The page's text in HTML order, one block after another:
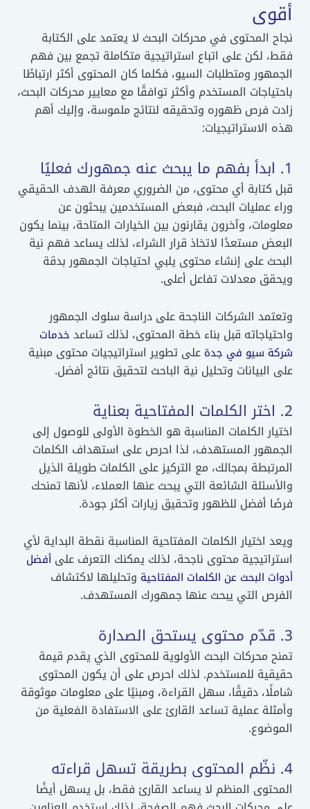
أقوى
نجاح المحتوى في محركات البحث لا يعتمد على الكتابة
فقط، لكن على اتباع استراتيجية متكاملة تجمع بين فهم
الجمهور ومتطلبات السيو، فكلما كان المحتوى أكثر ارتباطًا
باحتياجات المستخدم وأكثر توافقًا مع معايير محركات البحث،
زادت فرص ظهوره وتحقيقه لنتائج ملموسة، وإليك أهم
هذه الاستراتيجيات:
1. ابدأ بفهم ما يبحث عنه جمهورك فعليًا
قبل كتابة أي محتوى، من الضروري معرفة الهدف الحقيقي
وراء عمليات البحث، فبعض المستخدمين يبحثون عن
معلومات، وآخرون يقارنون بين الخيارات المتاحة، بينما يكون
البعض مستعدًا لاتخاذ قرار الشراء، لذلك يساعد فهم نية
البحث على إنشاء محتوى يلبي احتياجات الجمهور بدقة
ويحقق معدلات تفاعل أعلى.
وتعتمد الشركات الناجحة على دراسة سلوك الجمهور
واحتياجاته قبل بناء خطة المحتوى، لذلك تساعد خدمات
شركة سيو في جدة على تطوير استراتيجيات محتوى مبنية
على البيانات وتحليل نية الباحث لتحقيق نتائج أفضل.
2. اختر الكلمات المفتاحية بعناية
اختيار الكلمات المناسبة هو الخطوة الأولى للوصول إلى
الجمهور المستهدف، لذا احرص على استهداف الكلمات
المرتبطة بمجالك، مع التركيز على الكلمات طويلة الذيل
والأسئلة الشائعة التي يبحث عنها العملاء، لأنها تمنحك
فرصًا أفضل للظهور وتحقيق زيارات أكثر جودة.
ويعد اختيار الكلمات المفتاحية المناسبة نقطة البداية لأي
استراتيجية محتوى ناجحة، لذلك يمكنك التعرف على أفضل
أدوات البحث عن الكلمات المفتاحية وتحليلها لاكتشاف
الفرص التي يبحث عنها جمهورك المستهدف.
3. قدّم محتوى يستحق الصدارة
تمنح محركات البحث الأولوية للمحتوى الذي يقدم قيمة
حقيقية للمستخدم. لذلك احرص على أن يكون المحتوى
شاملًا، دقيقًا، سهل القراءة، ومبنيًا على معلومات موثوقة
وأمثلة عملية تساعد القارئ على الاستفادة الفعلية من
الموضوع.
4. نظّم المحتوى بطريقة تسهل قراءته
المحتوى المنظم لا يساعد القارئ فقط، بل يسهل أيضًا